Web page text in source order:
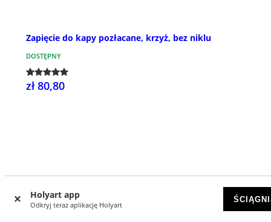
Holyart app
Odkryj teraz aplikację Holyart
Zapięcie do kapy pozłacane, krzyż, bez niklu
DOSTĘPNY
zł 80,80